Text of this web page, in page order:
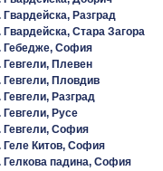
Гвардейска, Разград
Гвардейска, Стара Загора
Гебедже, София
Гевгели, Плевен
Гевгели, Пловдив
Гевгели, Разград
Гевгели, Русе
Гевгели, София
Геле Китов, София
Гелкова падина, София